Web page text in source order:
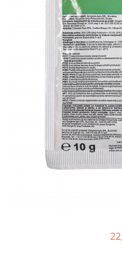
Seminte legume
Plante medicinale
Seminte ardei
Seminte broccoli
Seminte castraveti
Seminte ceapa
Seminte conopida
Seminte de Gulii
Seminte de Leustean
Seminte dovlecel / dovleac